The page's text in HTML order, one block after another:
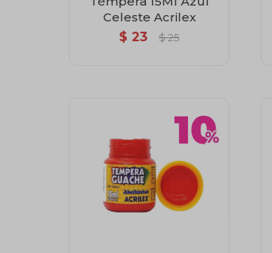
Celeste Acrilex
$ 23 $ 25